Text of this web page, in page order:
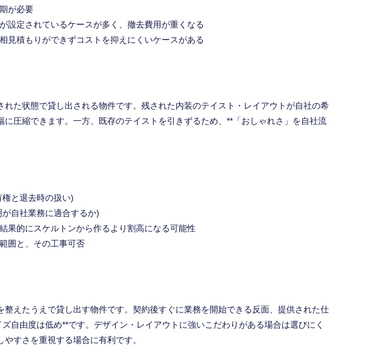
が必要
設定されているケースが多く、撤去費用が重くなる
見積もりができずコストを抑えにくいケースがある
た状態で貸し出される物件です。残された内装のテイスト・レイアウトが自社の希
圧縮できます。一方、既存のテイストを引きずるため、**「おしゃれさ」を自社流
と退去時の扱い)
自社業務に適合するか)
果的にスケルトンから作るより割高になる可能性
囲と、その工事可否
えたうえで貸し出す物件です。契約後すぐに業務を開始できる反面、提供された仕
自由度は低め**です。デザイン・レイアウトに強いこだわりがある場合は選びにく
すさを重視する場合に有利です。